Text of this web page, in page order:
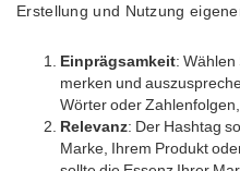
Erstellung und Nutzung
Einprägsamkeit: Wählen
merken und
Wörter oder
Relevanz: Der Hashtag
Marke, Ihrem Produkt